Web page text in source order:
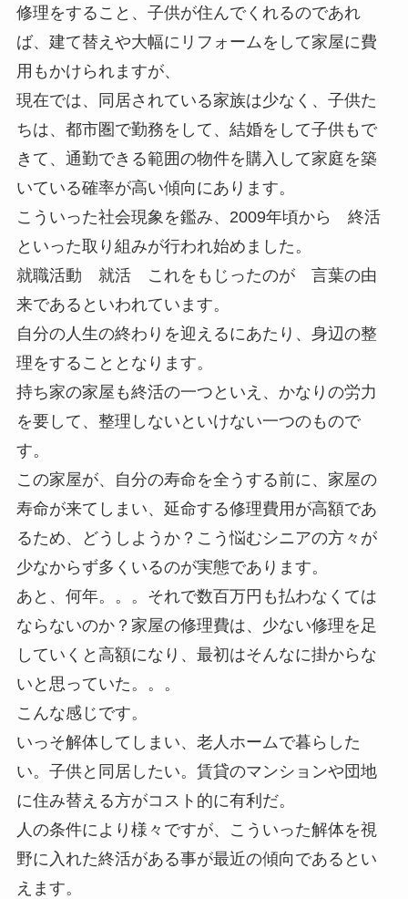
修理をすること、子供が住んでくれるのであれ
ば、建て替えや大幅にリフォームをして家屋に費
用もかけられますが、
現在では、同居されている家族は少なく、子供た
ちは、都市圏で勤務をして、結婚をして子供もで
きて、通勤できる範囲の物件を購入して家庭を築
いている確率が高い傾向にあります。
こういった社会現象を鑑み、2009年頃から 終活
といった取り組みが行われ始めました。
就職活動 就活 これをもじったのが 言葉の由
来であるといわれています。
自分の人生の終わりを迎えるにあたり、身辺の整
理をすることとなります。
持ち家の家屋も終活の一つといえ、かなりの労力
を要して、整理しないといけない一つのもので
す。
この家屋が、自分の寿命を全うする前に、家屋の
寿命が来てしまい、延命する修理費用が高額であ
るため、どうしようか？こう悩むシニアの方々が
少なからず多くいるのが実態であります。
あと、何年。。。それで数百万円も払わなくては
ならないのか？家屋の修理費は、少ない修理を足
していくと高額になり、最初はそんなに掛からな
いと思っていた。。。
こんな感じです。
いっそ解体してしまい、老人ホームで暮らした
い。子供と同居したい。賃貸のマンションや団地
に住み替える方がコスト的に有利だ。
人の条件により様々ですが、こういった解体を視
野に入れた終活がある事が最近の傾向であるとい
えます。